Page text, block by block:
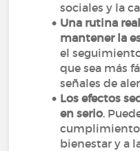
sociales y la
Una rutina
mantener la
el
que sea más
señales de
Los efectos
en serio.
bienestar y a